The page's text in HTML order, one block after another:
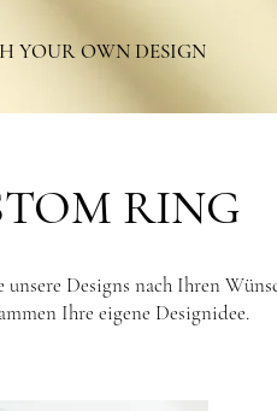
YOUR OWN DESIGN
RING
Designs nach Ihren
Ihre eigene Designidee.